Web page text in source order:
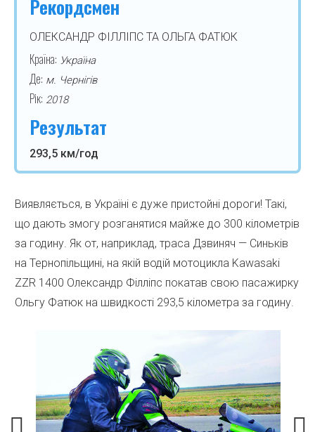
Рекордсмен
ОЛЕКСАНДР ФІЛЛІПС ТА ОЛЬГА ФАТЮК
Країна: Україна
Де: м. Чернігів
Рік: 2018
Результат
293,5 км/год
Виявляється, в Україні є дуже пристойні дороги! Такі,
що дають змогу розганятися майже до 300 кілометрів
за годину. Як от, наприклад, траса Дзвиняч — Синьків
на Тернопільщині, на якій водій мотоцикла Kawasaki
ZZR 1400 Олександр Філліпс покатав свою пасажирку
Ольгу Фатюк на швидкості 293,5 кілометра за годину.